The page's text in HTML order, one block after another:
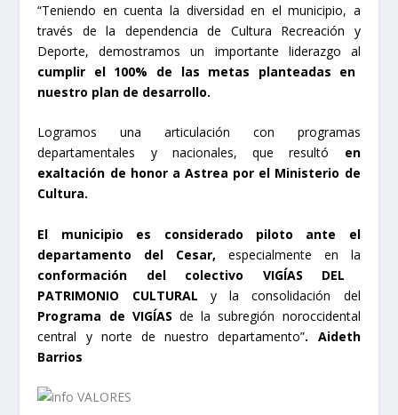
“Teniendo en cuenta la diversidad en el municipio, a
través de la dependencia de Cultura Recreación y
Deporte, demostramos un importante liderazgo al
cumplir el 100% de las metas planteadas en
nuestro plan de desarrollo.
Logramos una articulación con programas
departamentales y nacionales, que resultó en
exaltación de honor a Astrea por el Ministerio de
Cultura.
El municipio es considerado piloto ante el
departamento del Cesar, especialmente en la
conformación del colectivo VIGÍAS DEL
PATRIMONIO CULTURAL y la consolidación del
Programa de VIGÍAS de la subregión noroccidental
central y norte de nuestro departamento”. Aideth
Barrios